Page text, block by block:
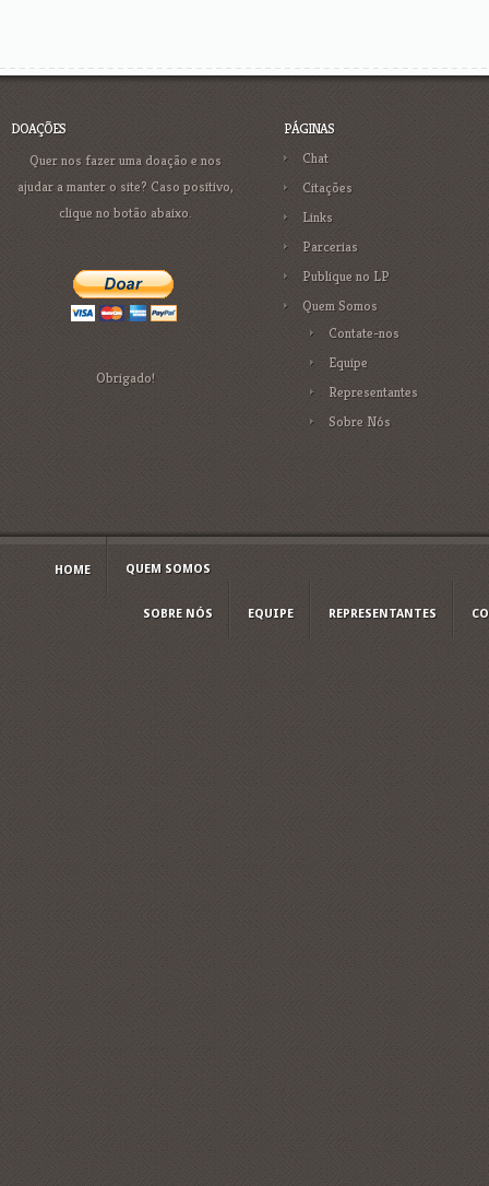
DOAÇÕES
Quer nos fazer uma doação e nos
ajudar a manter o site? Caso positivo,
clique no botão abaixo.
Obrigado!
PÁGINAS
Chat
Citações
Links
Parcerias
Publique no LP
Quem Somos
Contate-nos
Equipe
Representantes
Sobre Nós
HOME QUEM SOMOS
SOBRE NÓS EQUIPE REPRESENTANTES